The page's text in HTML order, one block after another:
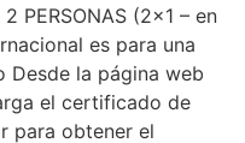
2 PERSONAS (2×1 – en
es para una
Desde la página web
el certificado de
para obtener el